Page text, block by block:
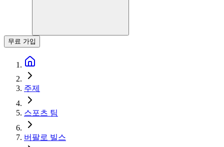
무료 가입
주제
스포츠 팀
버팔로 빌스